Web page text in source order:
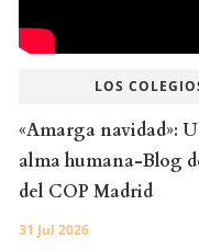
LOS
«Amarga navidad»:
alma humana-Blog
del COP Madrid
31 Jul 2026